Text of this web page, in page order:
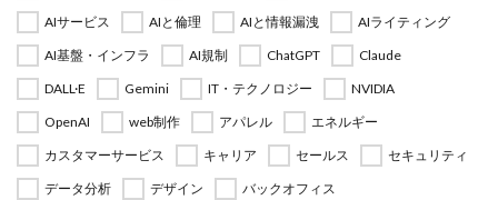
AIサービス
AIと倫理 AIと情報漏洩
AIライティング
AI基盤・インフラ
AI規制 ChatGPT
Claude
DALL·E
Gemini IT・テクノロジー
NVIDIA
OpenAI
web制作 アパレル
エネルギー
カスタマーサービス
キャリア セールス
セキュリティ
データ分析
デザイン バックオフィス